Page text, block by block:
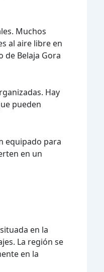
Muchos
al aire libre en
de Belaja Gora
Hay
pueden
equipado para
en un
en la
La región se
en la